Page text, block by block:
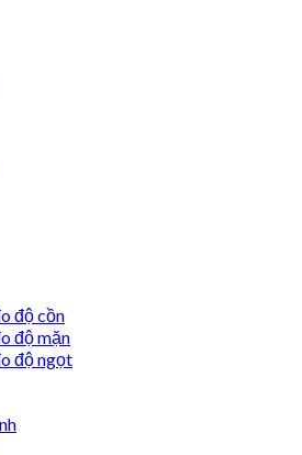
độ cồn
độ mặn
độ ngọt